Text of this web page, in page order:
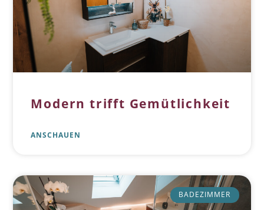
Modern trifft Gemütlichkeit
ANSCHAUEN
BADEZIMMER